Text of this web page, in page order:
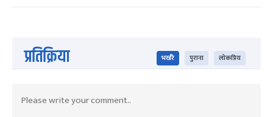
प्रतिक्रिया भर्खरै पुराना लोकप्रिय